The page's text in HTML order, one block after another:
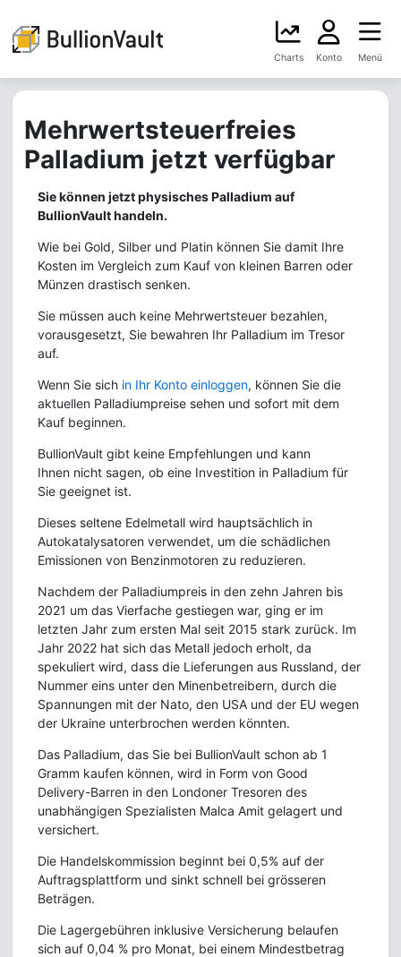
Charts Konto Menü
Mehrwertsteuerfreies
Palladium jetzt verfügbar
Sie können jetzt physisches Palladium auf
BullionVault handeln.
Wie bei Gold, Silber und Platin können Sie damit Ihre
Kosten im Vergleich zum Kauf von kleinen Barren oder
Münzen drastisch senken.
Sie müssen auch keine Mehrwertsteuer bezahlen,
vorausgesetzt, Sie bewahren Ihr Palladium im Tresor
auf.
Wenn Sie sich in Ihr Konto einloggen, können Sie die
aktuellen Palladiumpreise sehen und sofort mit dem
Kauf beginnen.
BullionVault gibt keine Empfehlungen und kann
Ihnen nicht sagen, ob eine Investition in Palladium für
Sie geeignet ist.
Dieses seltene Edelmetall wird hauptsächlich in
Autokatalysatoren verwendet, um die schädlichen
Emissionen von Benzinmotoren zu reduzieren.
Nachdem der Palladiumpreis in den zehn Jahren bis
2021 um das Vierfache gestiegen war, ging er im
letzten Jahr zum ersten Mal seit 2015 stark zurück. Im
Jahr 2022 hat sich das Metall jedoch erholt, da
spekuliert wird, dass die Lieferungen aus Russland, der
Nummer eins unter den Minenbetreibern, durch die
Spannungen mit der Nato, den USA und der EU wegen
der Ukraine unterbrochen werden könnten.
Das Palladium, das Sie bei BullionVault schon ab 1
Gramm kaufen können, wird in Form von Good
Delivery-Barren in den Londoner Tresoren des
unabhängigen Spezialisten Malca Amit gelagert und
versichert.
Die Handelskommission beginnt bei 0,5% auf der
Auftragsplattform und sinkt schnell bei grösseren
Beträgen.
Die Lagergebühren inklusive Versicherung belaufen
sich auf 0,04 % pro Monat, bei einem Mindestbetrag